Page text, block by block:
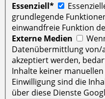
Essenziell*
grundlegende
einwandfreie Funktion
Externe Medien
Datenübermittlung von/
akzeptiert werden,
Inhalte keiner
Einwilligung sind die